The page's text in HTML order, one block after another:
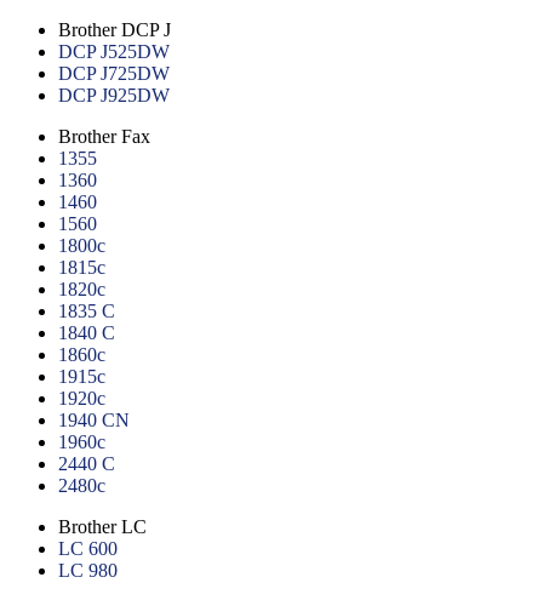
Brother DCP J
DCP J525DW
DCP J725DW
DCP J925DW
Brother Fax
1355
1360
1460
1560
1800c
1815c
1820c
1835 C
1840 C
1860c
1915c
1920c
1940 CN
1960c
2440 C
2480c
Brother LC
LC 600
LC 980